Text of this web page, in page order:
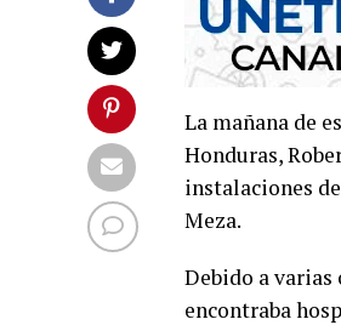
La mañana de
Honduras,
instalaciones
Meza.
Debido a varias
encontraba